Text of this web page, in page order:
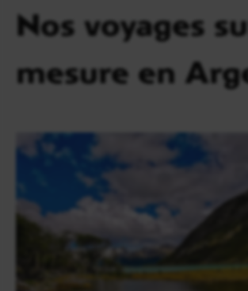
Nos voyages
mesure en